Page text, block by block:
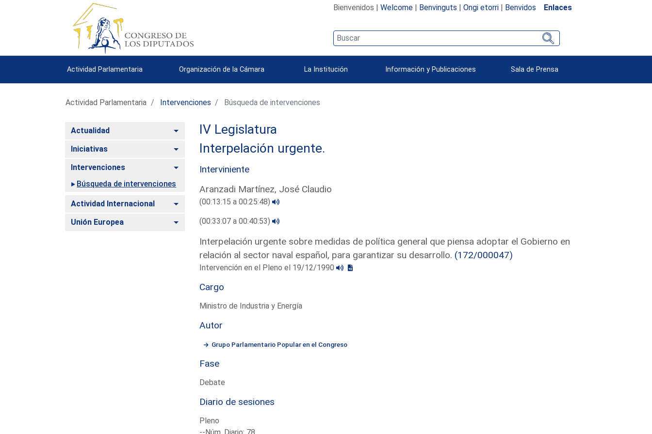
Bienvenidos | Welcome| Benvinguts | Ongi etorri| Benvidos Enlaces
Actividad Parlamentaria Organización de la Cámara La Institución Información y Publicaciones Sala de Prensa
Actividad Parlamentaria Intervenciones Búsqueda de intervenciones
Actualidad Alternar
Iniciativas Alternar
Intervenciones
Alternar
Búsqueda de intervenciones
Actividad Internacional Alternar
Unión Europea Alternar
IV Legislatura
Interpelación urgente.
Interviniente
Aranzadi Martínez, José Claudio
(00:13:15 a 00:25:48)
(00:33:07 a 00:40:53)
Interpelación urgente sobre medidas de política general que piensa adoptar el Gobierno en
relación al sector naval español, para garantizar su desarrollo. (172/000047)
Intervención en el Pleno el 19/12/1990
Cargo
Ministro de Industria y Energía
Autor
Grupo Parlamentario Popular en el Congreso
Fase
Debate
Diario de sesiones
Pleno
--Núm. Diario: 78